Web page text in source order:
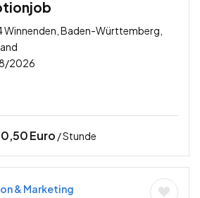
Winnenden, Baden-Württemberg,
2026
Euro / Stunde
& Marketing